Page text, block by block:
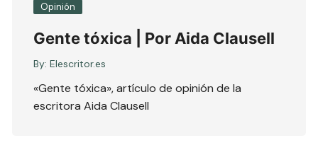
Opinión
Gente tóxica | Por Aida Clausell
By: Elescritor.es
«Gente tóxica», artículo de opinión de la
escritora Aida Clausell